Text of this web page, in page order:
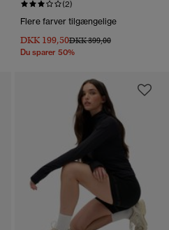
(2)
Flere farver tilgængelige
DKK 199,50Pris nedsat fra
DKK 399,00til
Du sparer 50%